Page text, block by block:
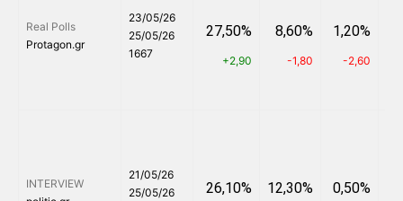
Real Polls
Protagon.gr
23/05/26
25/05/26
1667
27,50%
+2,90
8,60%
-1,80
1,20%
-2,60
INTERVIEW
21/05/26
25/05/26
26,10% 12,30% 0,50%